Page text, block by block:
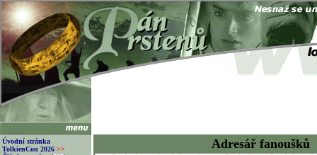
Úvodní stránka
TolkienCon 2026 >>
Adresář fanoušků